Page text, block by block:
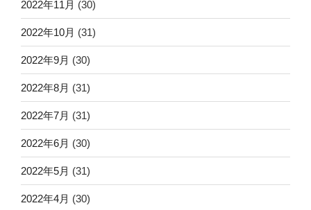
2022年11月 (30)
2022年10月 (31)
2022年9月 (30)
2022年8月 (31)
2022年7月 (31)
2022年6月 (30)
2022年5月 (31)
2022年4月 (30)